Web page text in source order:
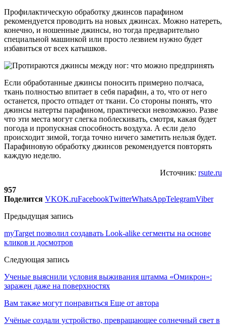
Профилактическую обработку джинсов парафином
рекомендуется проводить на новых джинсах. Можно натереть,
конечно, и ношенные джинсы, но тогда предварительно
специальной машинкой или просто лезвием нужно будет
избавиться от всех катышков.
Если обработанные джинсы поносить примерно полчаса,
ткань полностью впитает в себя парафин, а то, что от него
останется, просто отпадет от ткани. Со стороны понять, что
джинсы натерты парафином, практически невозможно. Разве
что эти места могут слегка поблескивать, смотря, какая будет
погода и пропускная способность воздуха. А если дело
происходит зимой, тогда точно ничего заметить нельзя будет.
Парафиновую обработку джинсов рекомендуется повторять
каждую неделю.
Источник: rsute.ru
957
Поделится VKOK.ruFacebookTwitterWhatsAppTelegramViber
Предыдущая запись
myTarget позволил создавать Look-alike сегменты на основе
кликов и досмотров
Следующая запись
Ученые выяснили условия выживания штамма «Омикрон»:
заражен даже на поверхностях
Вам также могут понравиться Еще от автора
Учёные создали устройство, превращающее солнечный свет в